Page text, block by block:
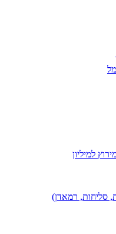
למיליון
סליחות, רמאדן)